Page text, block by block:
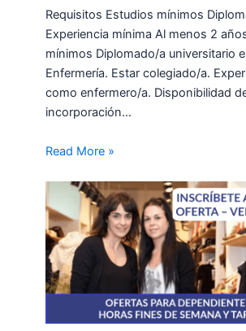
Requisitos Estudios mínimos
Experiencia mínima Al menos 2
mínimos Diplomado/a universitario
Enfermería. Estar colegiado/a.
como enfermero/a. Disponibilidad
incorporación…
Read More »